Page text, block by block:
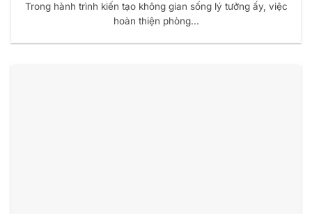
Trong hành trình kiến tạo không gian sống lý tưởng ấy, việc
hoàn thiện phòng...